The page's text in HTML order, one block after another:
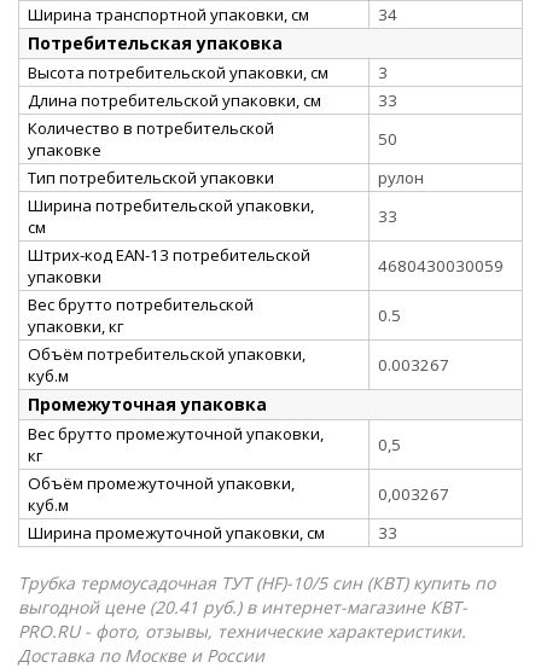
Ширина транспортной упаковки, см
34
Потребительская упаковка
Высота потребительской упаковки, см
3
Длина потребительской упаковки, см
33
Количество в потребительской
упаковке
50
Тип потребительской упаковки
рулон
Ширина потребительской упаковки,
см
33
Штрих-код EAN-13 потребительской
упаковки
4680430030059
Вес брутто потребительской
упаковки, кг
0.5
Объём потребительской упаковки,
куб.м
0.003267
Промежуточная упаковка
Вес брутто промежуточной упаковки,
кг
0,5
Объём промежуточной упаковки,
куб.м
0,003267
Ширина промежуточной упаковки, см
33
Трубка термоусадочная ТУТ (HF)-10/5 син (КВТ) купить по
выгодной цене (20.41 руб.) в интернет-магазине КВТ-
PRO.RU - фото, отзывы, технические характеристики.
Доставка по Москве и России